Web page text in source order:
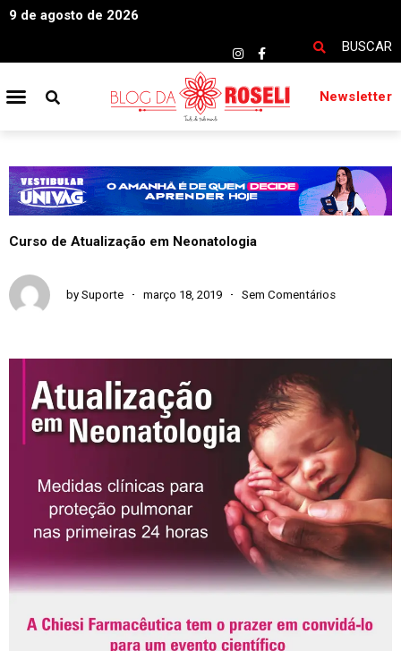
9 de agosto de 2026
BUSCAR
Newsletter
Curso de Atualização em Neonatologia
by Suporte março 18, 2019 Sem Comentários